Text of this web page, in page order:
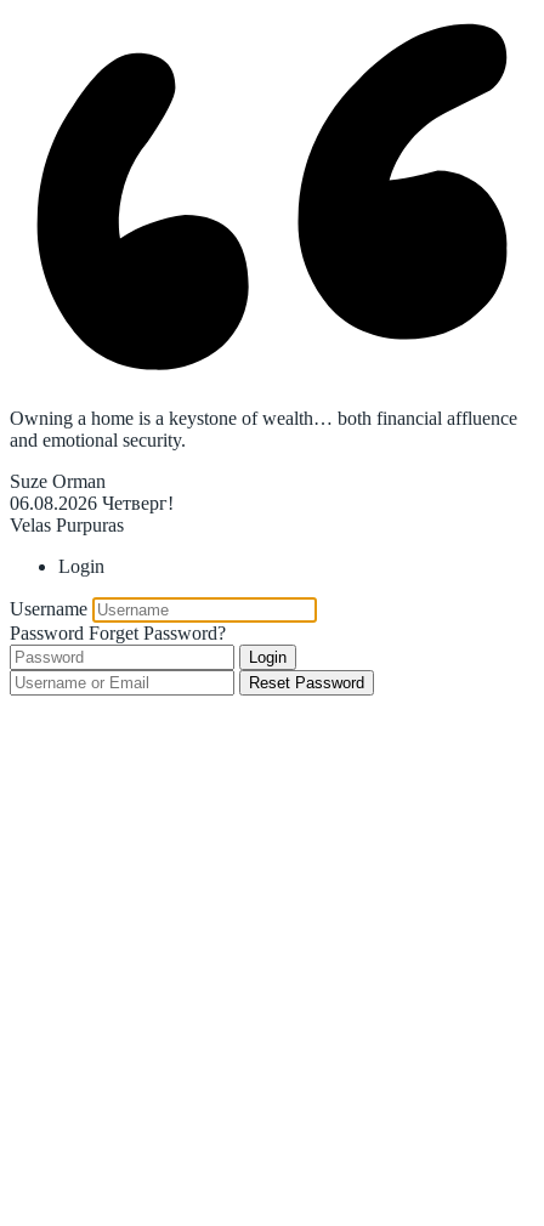
Owning a home is a keystone of wealth… both financial affluence
and emotional security.
Suze Orman
06.08.2026 Четверг!
Velas Purpuras
Login
Username
Password Forget Password?
Login
Reset Password